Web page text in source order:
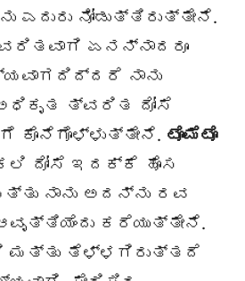
ಎದುರು ನೋಡುತ್ತಿರುತ್ತೇನೆ.
ಏನನ್ನಾದರೂ
ನಾನು
ಅಧಿಕೃತ ತ್ವರಿತ ದೋಸೆ
ಕೊನೆಗೊಳ್ಳುತ್ತೇನೆ. ಟೊಮೆಟೊ
ದೋಸೆ ಇದಕ್ಕೆ ಹೊಸ
ನಾನು ಅದನ್ನು ರವ
ಕರೆಯುತ್ತೇನೆ.
ಮತ್ತು ತೆಳ್ಳಗಿರುತ್ತದೆ